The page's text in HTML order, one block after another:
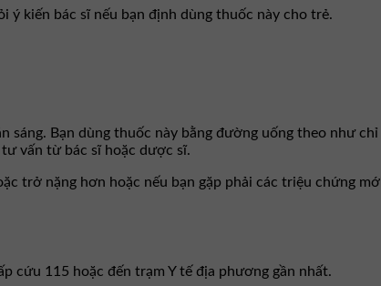
ý kiến bác sĩ nếu bạn định dùng thuốc này cho trẻ.
sáng. Bạn dùng thuốc này bằng đường uống theo như
vấn từ bác sĩ hoặc dược sĩ.
trở nặng hơn hoặc nếu bạn gặp phải các triệu chứng
cứu 115 hoặc đến trạm Y tế địa phương gần nhất.